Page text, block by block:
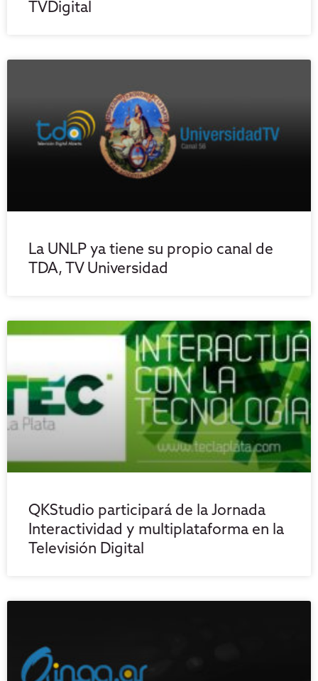
TVDigital
La UNLP ya tiene su propio canal de
TDA, TV Universidad
QKStudio participará de la Jornada
Interactividad y multiplataforma en la
Televisión Digital